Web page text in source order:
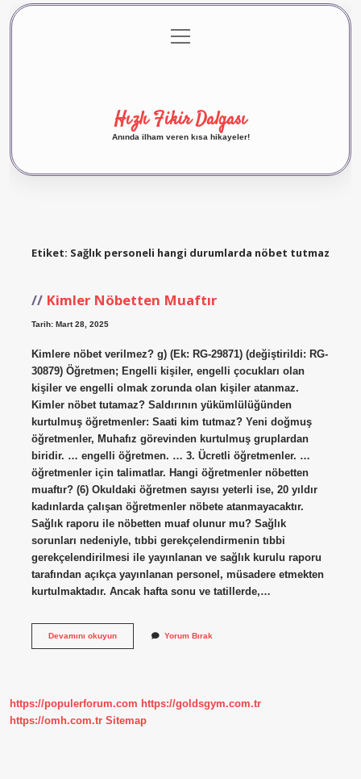
Gizlilik Politikası
menüyü
aç
Hızlı Fikir Dalgası
Anında ilham veren kısa hikayeler!
Etiket: Sağlık personeli hangi durumlarda nöbet tutmaz
Kimler Nöbetten Muaftır
Tarih: Mart 28, 2025
Kimlere nöbet verilmez? g) (Ek: RG-29871) (değiştirildi: RG-
30879) Öğretmen; Engelli kişiler, engelli çocukları olan
kişiler ve engelli olmak zorunda olan kişiler atanmaz.
Kimler nöbet tutamaz? Saldırının yükümlülüğünden
kurtulmuş öğretmenler: Saati kim tutmaz? Yeni doğmuş
öğretmenler, Muhafız görevinden kurtulmuş gruplardan
biridir. … engelli öğretmen. … 3. Ücretli öğretmenler. …
öğretmenler için talimatlar. Hangi öğretmenler nöbetten
muaftır? (6) Okuldaki öğretmen sayısı yeterli ise, 20 yıldır
kadınlarda çalışan öğretmenler nöbete atanmayacaktır.
Sağlık raporu ile nöbetten muaf olunur mu? Sağlık
sorunları nedeniyle, tıbbi gerekçelendirmenin tıbbi
gerekçelendirilmesi ile yayınlanan ve sağlık kurulu raporu
tarafından açıkça yayınlanan personel, müsadere etmekten
kurtulmaktadır. Ancak hafta sonu ve tatillerde,…
Devamını okuyunKimler
Yorum Bırak
https://populerforum.com https://goldsgym.com.tr
https://omh.com.tr Sitemap